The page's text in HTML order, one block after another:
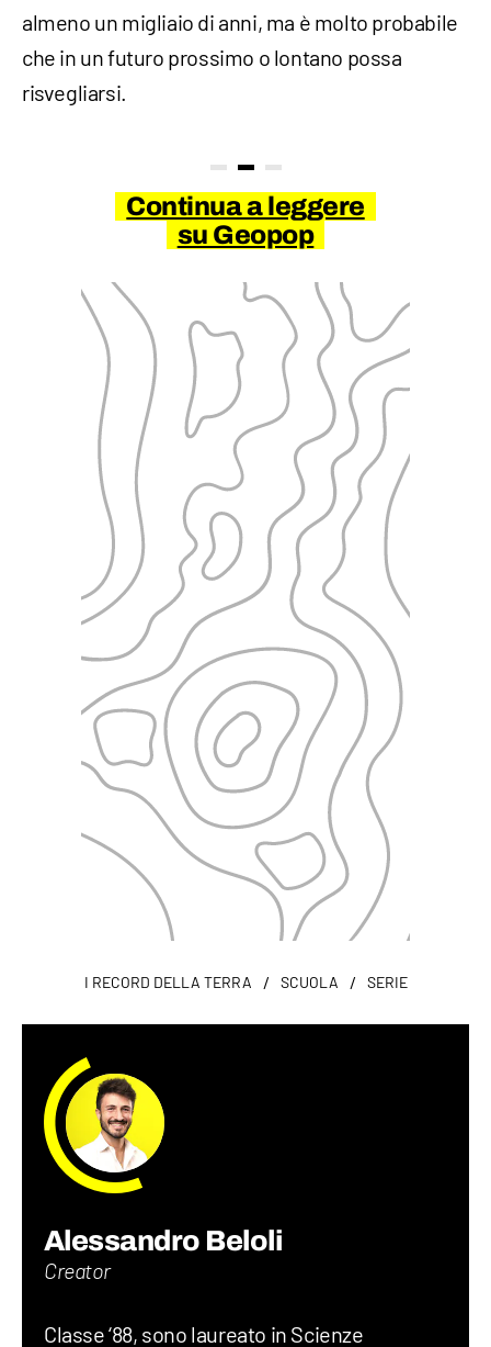
almeno un migliaio di anni, ma è molto probabile
che in un futuro prossimo o lontano possa
risvegliarsi.
Continua a leggere
su Geopop
I RECORD DELLA TERRA / SCUOLA / SERIE
Alessandro Beloli
Creator
Classe ‘88, sono laureato in Scienze